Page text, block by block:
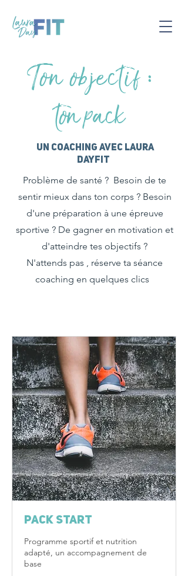
Ton objectif :
ton pack
Un coaching avec laura
dayFit
Problème de santé ? Besoin de te
sentir mieux dans ton corps ? Besoin
d'une préparation à une épreuve
sportive ? De gagner en motivation et
d'atteindre tes objectifs ?
N'attends pas , réserve ta séance
coaching en quelques clics
Pack START
Programme sportif et nutrition
adapté, un accompagnement de
base